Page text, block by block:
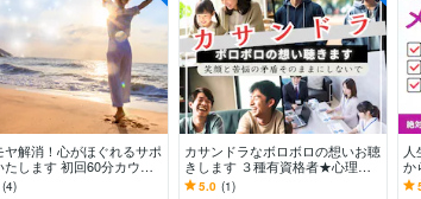
ヤ解消！心がほぐれるサポ
たします 初回60分カウン
/心が軽くなるヒント教
(4)
カサンドラなボロボロの想いお聴
きします ３種有資格者★心理的
安全性を守り合う対話「話してよ
5.0 (1)
か